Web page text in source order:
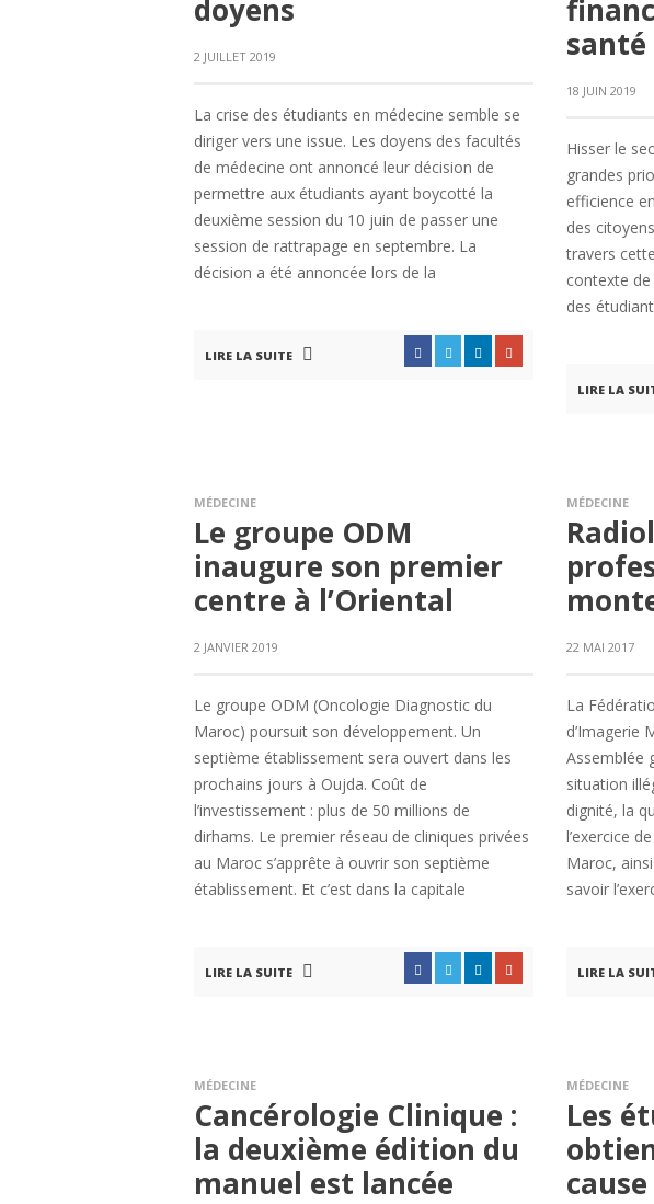
doyens
2 JUILLET 2019
La crise des étudiants en médecine semble se
diriger vers une issue. Les doyens des facultés
de médecine ont annoncé leur décision de
permettre aux étudiants ayant boycotté la
deuxième session du 10 juin de passer une
session de rattrapage en septembre. La
décision a été annoncée lors de la
LIRE LA SUITE
santé
18 JUIN 2019
Hisser le
grandes
efficience
des
travers
contexte
des
LIRE LA
MÉDECINE
Le groupe ODM
inaugure son premier
centre à l’Oriental
2 JANVIER 2019
Le groupe ODM (Oncologie Diagnostic du
Maroc) poursuit son développement. Un
septième établissement sera ouvert dans les
prochains jours à Oujda. Coût de
l’investissement : plus de 50 millions de
dirhams. Le premier réseau de cliniques privées
au Maroc s’apprête à ouvrir son septième
établissement. Et c’est dans la capitale
LIRE LA SUITE
MÉDECINE
22 MAI 2017
La
d’Imagerie
Assemblée
situation
dignité, la
l’exercice
Maroc,
savoir
LIRE LA
MÉDECINE
Cancérologie Clinique :
la deuxième édition du
manuel est lancée
MÉDECINE
Les
cause